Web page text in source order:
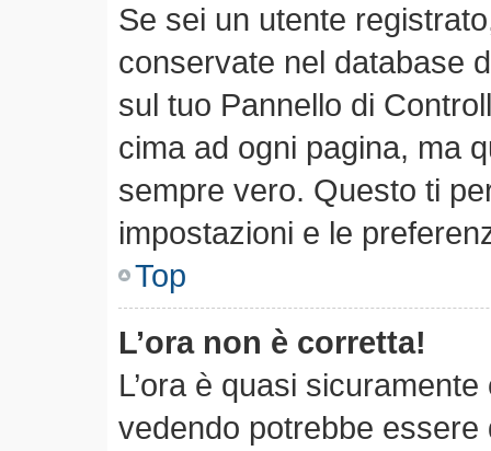
Se sei un utente
conservate nel database
sul tuo Pannello di
cima ad ogni pagina, ma
sempre vero. Questo ti
impostazioni e le
Top
L’ora non è corretta!
L’ora è quasi
vedendo potrebbe